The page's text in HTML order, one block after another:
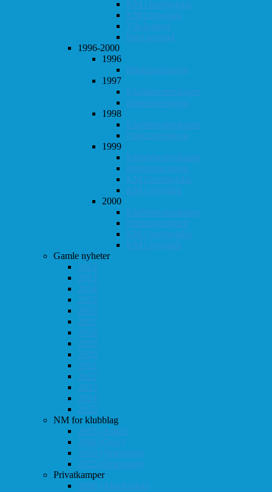
KM i hurtigsjakk
KM i lynsjakk
Vår-konrad
Høst-konrad
1996-2000
1996
Høstturneringen
1997
Klubbmesterskapet
Høstturneringen
1998
Klubbmesterskapet
Høstturneringen
1999
Klubbmesterskapet
Høstturneringen
KM i hurtigsjakk
KM i lynsjakk
2000
Klubbmesterskapet
Høstturneringen
KM i hurtigsjakk
KM i lynsjakk
Gamle nyheter
2012
2013
2014
2015
2016
2017
2018
2019
2020
2021
2022
2023
2024
2025
NM for klubblag
2003 (Asker)
2008 (Oslo)
2010 (Drammen)
2025 (Drammen)
Privatkamper
1998 (Akademisk)